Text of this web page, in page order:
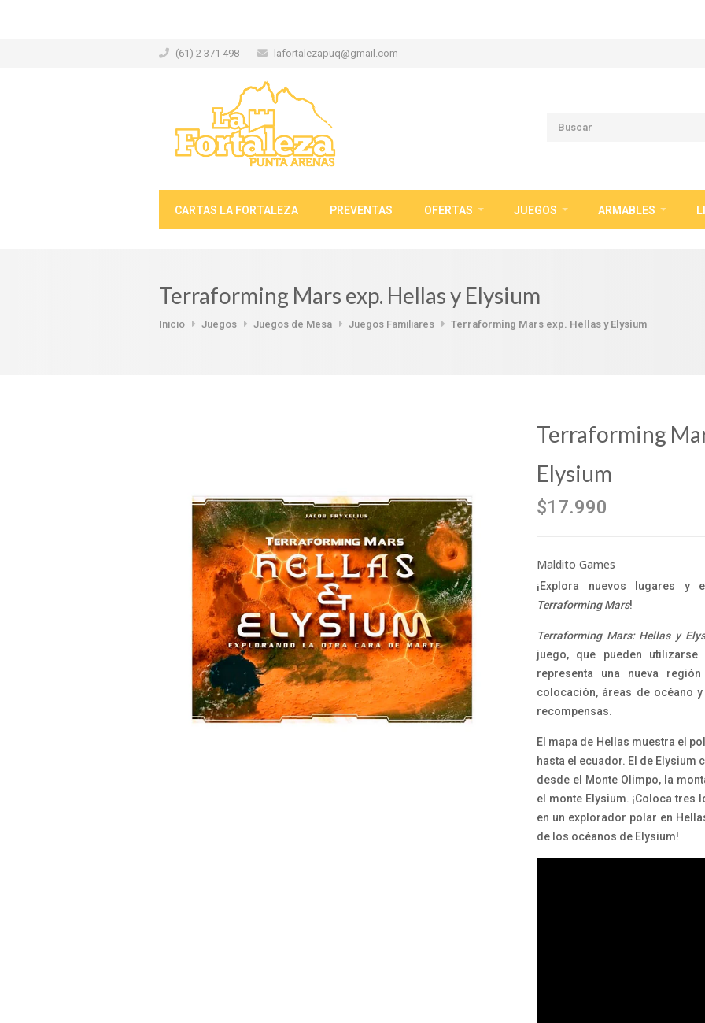
(61) 2 371 498 lafortalezapuq@gmail.com
CARTAS LA FORTALEZA PREVENTAS OFERTAS JUEGOS ARMABLES
Terraforming Mars exp. Hellas y Elysium
Inicio Juegos Juegos de Mesa Juegos Familiares Terraforming Mars exp. Hellas y Elysium
Terraforming
Elysium
$17.990
Maldito Games
¡Explora nuevos lugares y
Terraforming Mars!
Terraforming Mars: Hellas y
juego, que pueden
representa una nueva
colocación, áreas de océano
recompensas.
El mapa de Hellas muestra el
hasta el ecuador. El de Elysium
desde el Monte Olimpo, la
el monte Elysium. ¡Coloca
en un explorador polar en
de los océanos de Elysium!